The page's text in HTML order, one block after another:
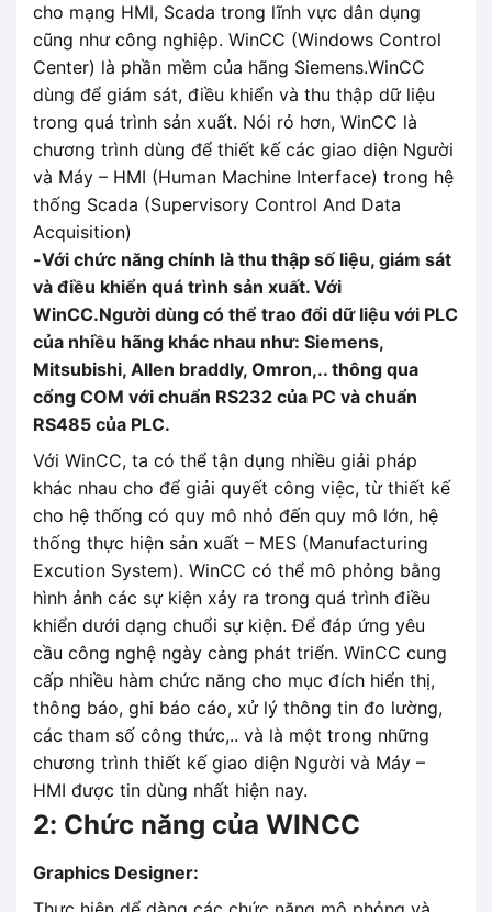
cho mạng HMI, Scada trong lĩnh vực dân dụng
cũng như công nghiệp. WinCC (Windows Control
Center) là phần mềm của hãng Siemens.WinCC
dùng để giám sát, điều khiển và thu thập dữ liệu
trong quá trình sản xuất. Nói rỏ hơn, WinCC là
chương trình dùng để thiết kế các giao diện Người
và Máy – HMI (Human Machine Interface) trong hệ
thống Scada (Supervisory Control And Data
Acquisition)
-Với chức năng chính là thu thập số liệu, giám sát
và điều khiển quá trình sản xuất. Với
WinCC.Người dùng có thể trao đổi dữ liệu với PLC
của nhiều hãng khác nhau như: Siemens,
Mitsubishi, Allen braddly, Omron,.. thông qua
cổng COM với chuẩn RS232 của PC và chuẩn
RS485 của PLC.
Với WinCC, ta có thể tận dụng nhiều giải pháp
khác nhau cho để giải quyết công việc, từ thiết kế
cho hệ thống có quy mô nhỏ đến quy mô lớn, hệ
thống thực hiện sản xuất – MES (Manufacturing
Excution System). WinCC có thể mô phỏng bằng
hình ảnh các sự kiện xảy ra trong quá trình điều
khiển dưới dạng chuổi sự kiện. Để đáp ứng yêu
cầu công nghệ ngày càng phát triển. WinCC cung
cấp nhiều hàm chức năng cho mục đích hiển thị,
thông báo, ghi báo cáo, xử lý thông tin đo lường,
các tham số công thức,.. và là một trong những
chương trình thiết kế giao diện Người và Máy –
HMI được tin dùng nhất hiện nay.
2: Chức năng của WINCC
Graphics Designer: